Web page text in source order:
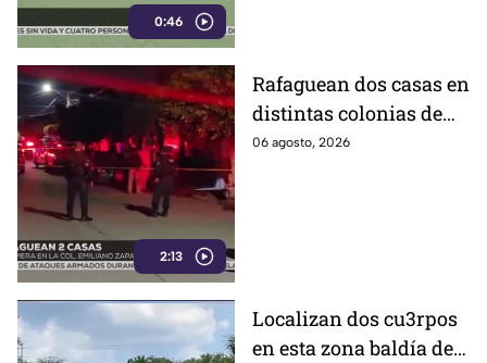
0:46
2:13
Rafaguean dos casas en
distintas colonias de
Celaya; esto fue lo que
06 agosto, 2026
Localizan dos cu3rpos
en esta zona baldía de